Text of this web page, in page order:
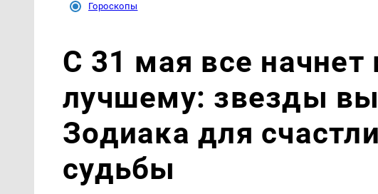
Гороскопы
С 31 мая все начнет
лучшему: звезды
Зодиака для
судьбы